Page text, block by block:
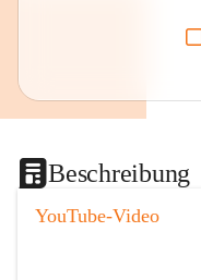
Beschreibung
YouTube-Video